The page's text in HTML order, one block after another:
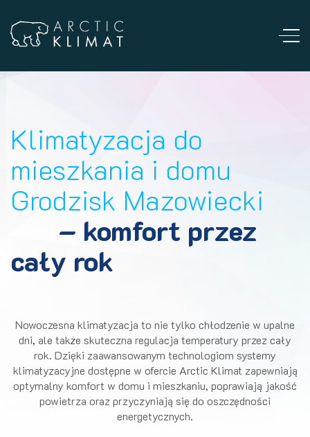
Klimatyzacja do
mieszkania i domu
Grodzisk Mazowiecki
– komfort przez
cały rok
Nowoczesna klimatyzacja to nie tylko chłodzenie w upalne
dni, ale także skuteczna regulacja temperatury przez cały
rok. Dzięki zaawansowanym technologiom systemy
klimatyzacyjne dostępne w ofercie Arctic Klimat zapewniają
optymalny komfort w domu i mieszkaniu, poprawiają jakość
powietrza oraz przyczyniają się do oszczędności
energetycznych.